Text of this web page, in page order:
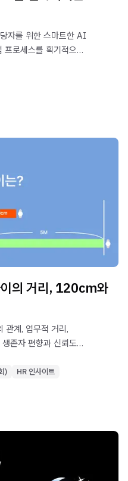
자를 위한 스마트한 AI
로세스를 획기적으로
의 거리, 120cm와
관계, 업무적 거리,
존자 편향과 신뢰도
) HR 인사이트